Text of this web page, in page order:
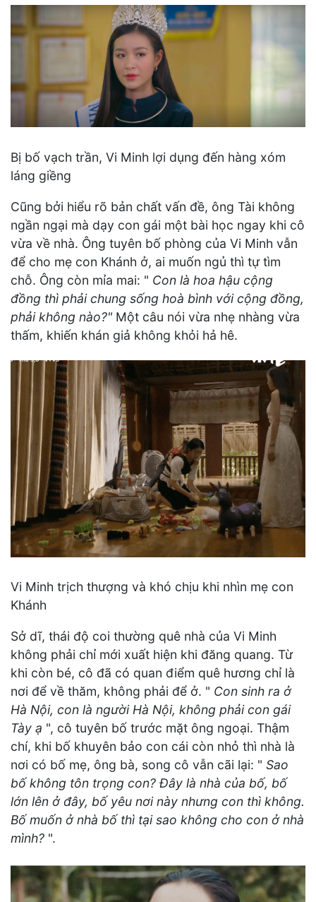
Bị bố vạch trần, Vi Minh lợi dụng đến hàng xóm
láng giềng
Cũng bởi hiểu rõ bản chất vấn đề, ông Tài không
ngần ngại mà dạy con gái một bài học ngay khi cô
vừa về nhà. Ông tuyên bố phòng của Vi Minh vẫn
để cho mẹ con Khánh ở, ai muốn ngủ thì tự tìm
chỗ. Ông còn mỉa mai: " Con là hoa hậu cộng
đồng thì phải chung sống hoà bình với cộng đồng,
phải không nào?" Một câu nói vừa nhẹ nhàng vừa
thấm, khiến khán giả không khỏi hả hê.
Vi Minh trịch thượng và khó chịu khi nhìn mẹ con
Khánh
Sở dĩ, thái độ coi thường quê nhà của Vi Minh
không phải chỉ mới xuất hiện khi đăng quang. Từ
khi còn bé, cô đã có quan điểm quê hương chỉ là
nơi để về thăm, không phải để ở. " Con sinh ra ở
Hà Nội, con là người Hà Nội, không phải con gái
Tày ạ ", cô tuyên bố trước mặt ông ngoại. Thậm
chí, khi bố khuyên bảo con cái còn nhỏ thì nhà là
nơi có bố mẹ, ông bà, song cô vẫn cãi lại: " Sao
bố không tôn trọng con? Đây là nhà của bố, bố
lớn lên ở đây, bố yêu nơi này nhưng con thì không.
Bố muốn ở nhà bố thì tại sao không cho con ở nhà
mình? ".